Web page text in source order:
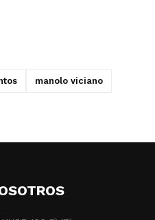
manolo viciano